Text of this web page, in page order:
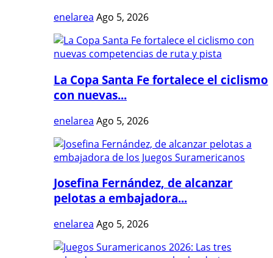
enelarea Ago 5, 2026
La Copa Santa Fe fortalece el ciclismo
con nuevas...
enelarea Ago 5, 2026
Josefina Fernández, de alcanzar
pelotas a embajadora...
enelarea Ago 5, 2026